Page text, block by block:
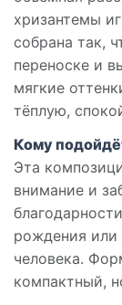
хризантемы
собрана так,
переноске и
мягкие
тёплую,
Кому
Эта
внимание и
рождения или
человека.
компактный,